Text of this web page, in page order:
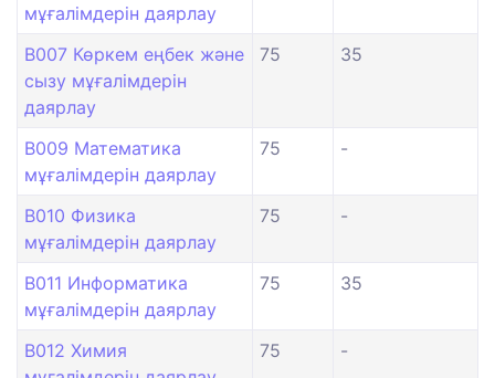
мұғалімдерін даярлау
B007 Көркем еңбек және
сызу мұғалімдерін
даярлау
75 35
B009 Математика
мұғалімдерін даярлау
75 -
B010 Физика
мұғалімдерін даярлау
75 -
B011 Информатика
мұғалімдерін даярлау
75 35
B012 Химия
75 -